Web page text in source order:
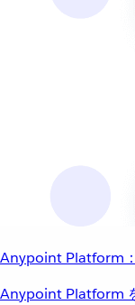
Anypoint Platform
Anypoint Platform